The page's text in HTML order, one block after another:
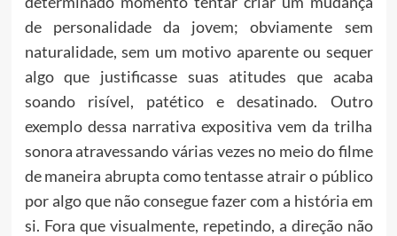
de personalidade da jovem; obviamente sem
naturalidade, sem um motivo aparente ou sequer
algo que justificasse suas atitudes que acaba
soando risível, patético e desatinado. Outro
exemplo dessa narrativa expositiva vem da trilha
sonora atravessando várias vezes no meio do filme
de maneira abrupta como tentasse atrair o público
por algo que não consegue fazer com a história em
si. Fora que visualmente, repetindo, a direção não